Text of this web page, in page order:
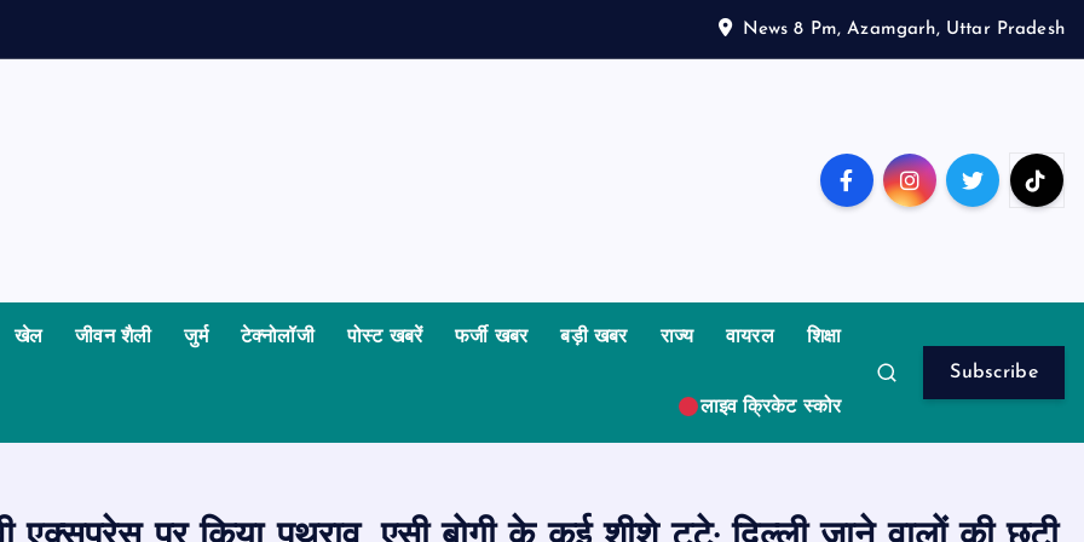
News 8 Pm, Azamgarh, Uttar Pradesh
खेल जीवन शैली जुर्म टेक्नोलॉजी पोस्ट खबरें फर्जी खबर बड़ी खबर राज्य वायरल शिक्षा
लाइव क्रिकेट स्कोर
Subscribe